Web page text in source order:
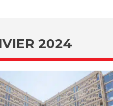
2024